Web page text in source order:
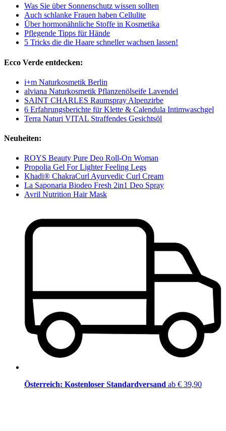
Was Sie über Sonnenschutz wissen sollten
Auch schlanke Frauen haben Cellulite
Über hormonähnliche Stoffe in Kosmetika
Pflegende Tipps für Hände
5 Tricks die die Haare schneller wachsen lassen!
Ecco Verde entdecken:
i+m Naturkosmetik Berlin
alviana Naturkosmetik Pflanzenölseife Lavendel
SAINT CHARLES Raumspray Alpenzirbe
6 Erfahrungsberichte für Klette & Calendula Intimwaschgel
Terra Naturi VITAL Straffendes Gesichtsöl
Neuheiten:
ROYS Beauty Pure Deo Roll-On Woman
Propolia Gel For Lighter Feeling Legs
Khadi® ChakraCurl Ayurvedic Curl Cream
La Saponaria Biodeo Fresh 2in1 Deo Spray
Avril Nutrition Hair Mask
Österreich: Kostenloser Standardversand ab € 39,90